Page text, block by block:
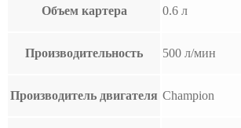
Объем картера 0.6 л
Производительность 500 л/мин
Производитель двигателя Champion